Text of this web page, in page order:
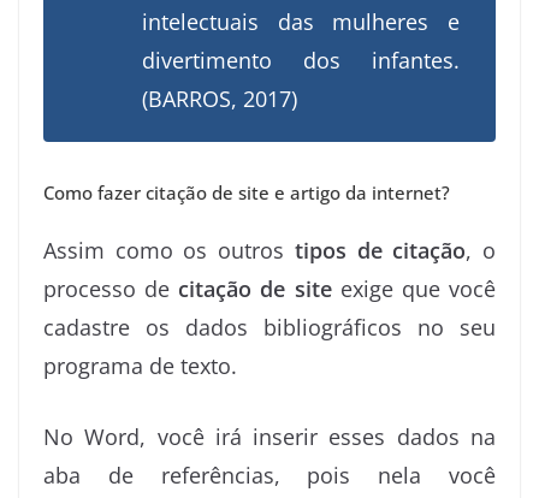
intelectuais das mulheres e
divertimento dos infantes.
(BARROS, 2017)
Como fazer citação de site e artigo da internet?
Assim como os outros tipos de citação, o
processo de citação de siteexige que você
cadastre os dados bibliográficos no seu
programa de texto.
No Word, você irá inserir esses dados na
aba de referências, pois nela você